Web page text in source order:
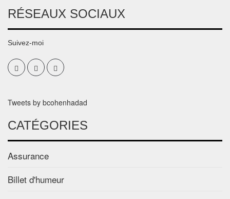
RÉSEAUX SOCIAUX
Suivez-moi
Tweets by bcohenhadad
CATÉGORIES
Assurance
Billet d'humeur